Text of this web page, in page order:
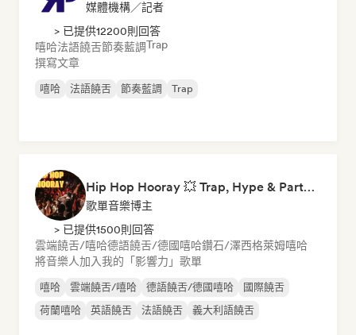
媒體機構／記者
> 已提供12200則回答
嘻哈法語饒舌節奏藍調Trap
撰寫文章
嘻哈 法語饒舌 節奏藍調 Trap
Hip Hop Hooray 💥 Trap, Hype & Party Rap Bangers
歌單音樂博主
> 已提供1500則回答
雲端饒舌/嘻哈德語饒舌/德國嘻哈鑽石/澤西格萊姆嘻哈
將音樂人加入我的「影響力」歌單
嘻哈 雲端饒舌/嘻哈 德語饒舌/德國嘻哈
國際饒舌
荷蘭嘻哈
英語饒舌 法語饒舌 義大利語饒舌